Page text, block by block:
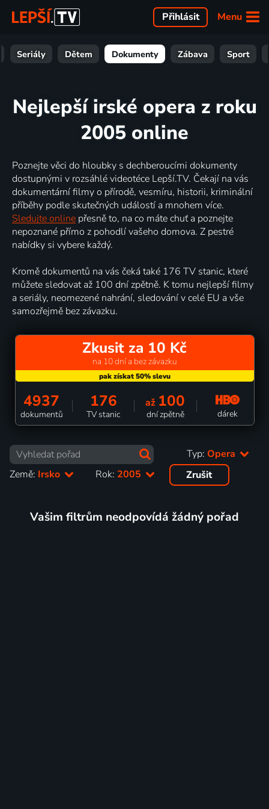
Menu
Přihlásit
Seriály Dětem Dokumenty Zábava Sport
Nejlepší irské opera z roku
2005 online
Poznejte věci do hloubky s dechberoucími dokumenty
dostupnými v rozsáhlé videotéce Lepší.TV. Čekají na vás
dokumentární filmy o přírodě, vesmíru, historii, kriminální
příběhy podle skutečných událostí a mnohem více.
Sledujte online přesně to, na co máte chuť a poznejte
nepoznané přímo z pohodlí vašeho domova. Z pestré
nabídky si vybere každý.
Kromě dokumentů na vás čeká také 176 TV stanic, které
můžete sledovat až 100 dní zpětně. K tomu nejlepší filmy
a seriály, neomezené nahrání, sledování v celé EU a vše
samozřejmě bez závazku.
Zkusit za 10 Kč
na 10 dní a bez závazku
4937
dokumentů
176
TV stanic
až 100
dní zpětně dárek
Typ: Opera
Země: Irsko Rok: 2005 Zrušit
Vašim filtrům neodpovídá žádný pořad